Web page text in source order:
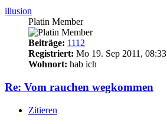
illusion
Platin Member
Beiträge: 1112
Registriert: Mo 19. Sep 2011, 08:33
Wohnort: hab ich
Re: Vom rauchen wegkommen
Zitieren